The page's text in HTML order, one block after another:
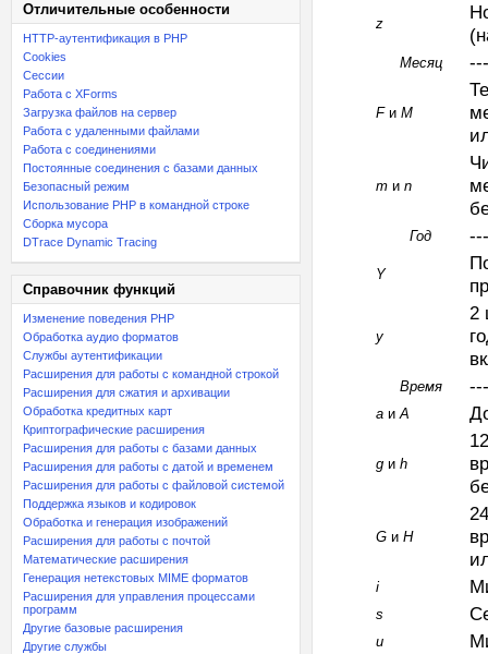
Отличительные особенности
HTTP-аутентификация в PHP
Cookies
Сессии
Работа с XForms
Загрузка файлов на сервер
Работа с удаленными файлами
Работа с соединениями
Постоянные соединения с базами данных
Безопасный режим
Использование PHP в командной строке
Сборка мусора
DTrace Dynamic Tracing
Справочник функций
Изменение поведения PHP
Обработка аудио форматов
Службы аутентификации
Расширения для работы с командной строкой
Расширения для сжатия и архивации
Обработка кредитных карт
Криптографические расширения
Расширения для работы с базами данных
Расширения для работы с датой и временем
Расширения для работы с файловой системой
Поддержка языков и кодировок
Обработка и генерация изображений
Расширения для работы с почтой
Математические расширения
Генерация нетекстовых MIME форматов
Расширения для управления процессами
программ
Другие базовые расширения
Другие службы
z
Месяц ---
Fи M
m и n
Год ---
Y
y
2
Время ---
a иA
g и h
G и H
i
s
u